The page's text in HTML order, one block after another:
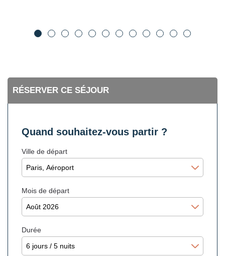
RÉSERVER CE SÉJOUR
Quand souhaitez-vous partir ?
Ville de départ
Mois de départ
Durée